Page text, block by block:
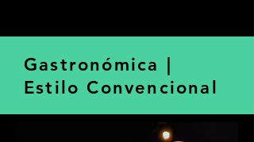
Gastronómica |
Estilo Convencional